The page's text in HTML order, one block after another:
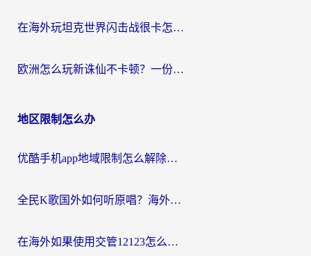
在海外玩坦克世界闪击战很卡怎么办？老玩家亲测有效的加速器选择指南
欧洲怎么玩新诛仙不卡顿？一份给海外游子的国服游戏畅玩指南
地区限制怎么办
优酷手机app地域限制怎么解除？海外党亲测有效的追剧方案
全民K歌国外如何听原唱？海外党亲测有效的回国加速器选择指南
在海外如果使用交管12123怎么处理？留学生亲测有效的回国加速方案